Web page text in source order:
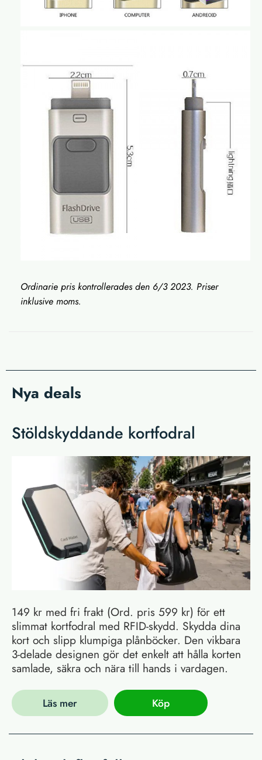
Ordinarie pris kontrollerades den 6/3 2023. Priser
inklusive moms.
Nya deals
Stöldskyddande kortfodral
149 kr med fri frakt (Ord. pris 599 kr) för ett
slimmat kortfodral med RFID-skydd. Skydda dina
kort och slipp klumpiga plånböcker. Den vikbara
3-delade designen gör det enkelt att hålla korten
samlade, säkra och nära till hands i vardagen.
Läs mer Köp